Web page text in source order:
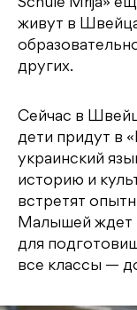
Schule Mrija»
живут в
других.
Сейчас в
дети придут в
украинский
историю и
встретят
Малышей ждет
для
все классы —